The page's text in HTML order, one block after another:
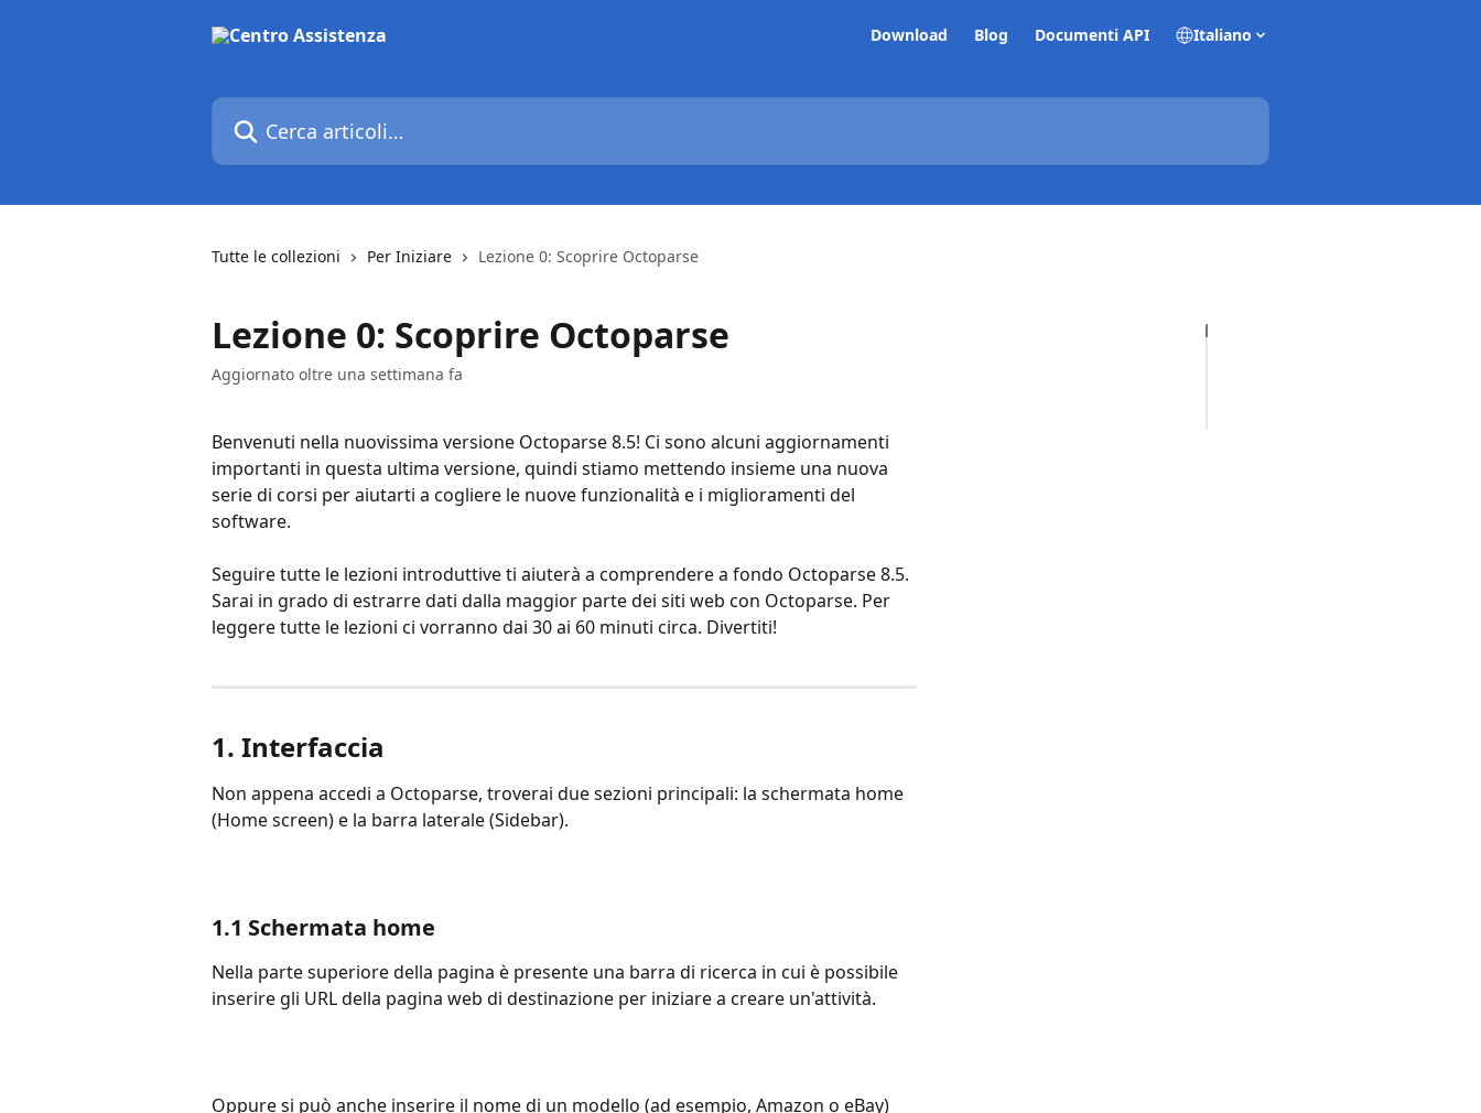
Download Blog Documenti API Italiano
Cerca articoli…
Tutte le collezioni Per Iniziare Lezione 0: Scoprire Octoparse
Lezione 0: Scoprire Octoparse
Aggiornato oltre una settimana fa
Benvenuti nella nuovissima versione Octoparse 8.5! Ci sono alcuni aggiornamenti
importanti in questa ultima versione, quindi stiamo mettendo insieme una nuova
serie di corsi per aiutarti a cogliere le nuove funzionalità e i miglioramenti del
software.
Seguire tutte le lezioni introduttive ti aiuterà a comprendere a fondo Octoparse 8.5.
Sarai in grado di estrarre dati dalla maggior parte dei siti web con Octoparse. Per
leggere tutte le lezioni ci vorranno dai 30 ai 60 minuti circa. Divertiti!
1. Interfaccia
Non appena accedi a Octoparse, troverai due sezioni principali: la schermata home
(Home screen) e la barra laterale (Sidebar).
1.1 Schermata home
Nella parte superiore della pagina è presente una barra di ricerca in cui è possibile
inserire gli URL della pagina web di destinazione per iniziare a creare un'attività.
Oppure si può anche inserire il nome di un modello (ad esempio, Amazon o eBay)